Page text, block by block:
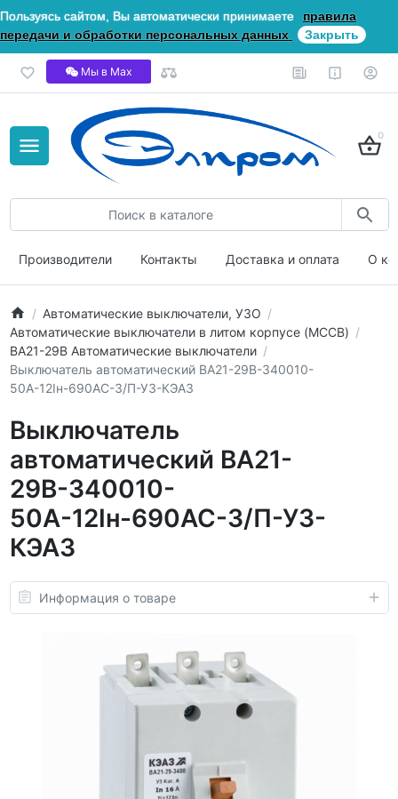
Пользуясь сайтом, Вы автоматически принимаете
правила
передачи и обработки персональных данных
Закрыть
Мы в Мах
0
Производители Контакты Доставка и оплата О
Автоматические выключатели, УЗО
Автоматические выключатели в литом корпусе (MCCB)
ВА21-29В Автоматические выключатели
Выключатель автоматический ВА21-29В-340010-
50А-12Iн-690AC-З/П-У3-КЭАЗ
Выключатель
автоматический ВА21-
29В-340010-
50А-12Iн-690AC-З/П-У3-
КЭАЗ
Информация о товаре